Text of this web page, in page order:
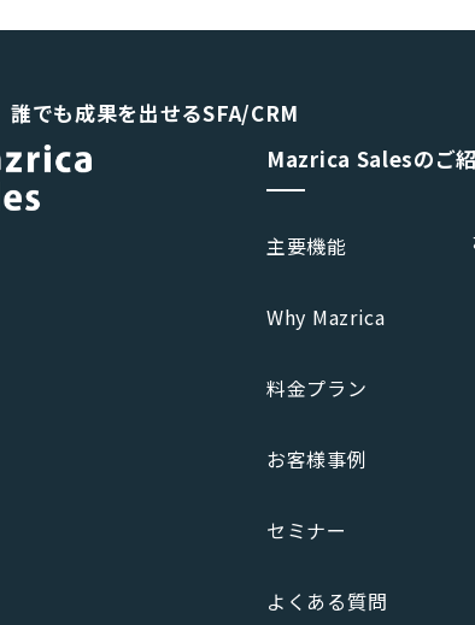
誰でも成果を出せるSFA/CRM
Mazrica Salesのご
主要機能
Why Mazrica
料金プラン
お客様事例
セミナー
よくある質問